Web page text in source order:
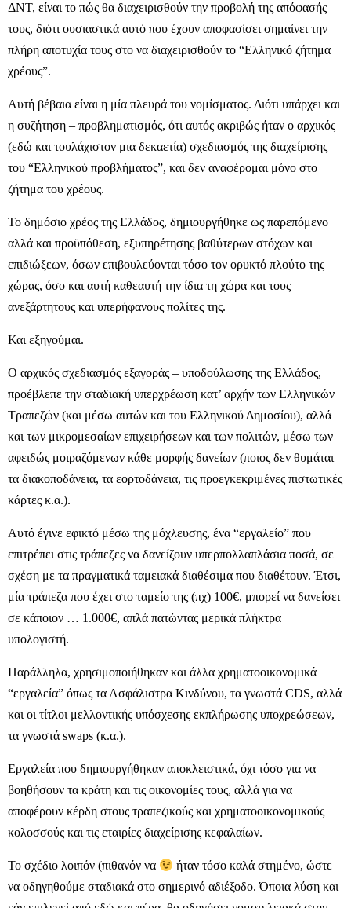
ΔΝΤ, είναι το πώς θα διαχειρισθούν την προβολή της απόφασής
τους, διότι ουσιαστικά αυτό που έχουν αποφασίσει σημαίνει την
πλήρη αποτυχία τους στο να διαχειρισθούν το “Ελληνικό ζήτημα
χρέους”.
Αυτή βέβαια είναι η μία πλευρά του νομίσματος. Διότι υπάρχει και
η συζήτηση – προβληματισμός, ότι αυτός ακριβώς ήταν ο αρχικός
(εδώ και τουλάχιστον μια δεκαετία) σχεδιασμός της διαχείρισης
του “Ελληνικού προβλήματος”, και δεν αναφέρομαι μόνο στο
ζήτημα του χρέους.
Το δημόσιο χρέος της Ελλάδος, δημιουργήθηκε ως παρεπόμενο
αλλά και προϋπόθεση, εξυπηρέτησης βαθύτερων στόχων και
επιδιώξεων, όσων επιβουλεύονται τόσο τον ορυκτό πλούτο της
χώρας, όσο και αυτή καθεαυτή την ίδια τη χώρα και τους
ανεξάρτητους και υπερήφανους πολίτες της.
Και εξηγούμαι.
Ο αρχικός σχεδιασμός εξαγοράς – υποδούλωσης της Ελλάδος,
προέβλεπε την σταδιακή υπερχρέωση κατ’ αρχήν των Ελληνικών
Τραπεζών (και μέσω αυτών και του Ελληνικού Δημοσίου), αλλά
και των μικρομεσαίων επιχειρήσεων και των πολιτών, μέσω των
αφειδώς μοιραζόμενων κάθε μορφής δανείων (ποιος δεν θυμάται
τα διακοποδάνεια, τα εορτοδάνεια, τις προεγκεκριμένες πιστωτικές
κάρτες κ.α.).
Αυτό έγινε εφικτό μέσω της μόχλευσης, ένα “εργαλείο” που
επιτρέπει στις τράπεζες να δανείζουν υπερπολλαπλάσια ποσά, σε
σχέση με τα πραγματικά ταμειακά διαθέσιμα που διαθέτουν. Έτσι,
μία τράπεζα που έχει στο ταμείο της (πχ) 100€, μπορεί να δανείσει
σε κάποιον … 1.000€, απλά πατώντας μερικά πλήκτρα
υπολογιστή.
Παράλληλα, χρησιμοποιήθηκαν και άλλα χρηματοοικονομικά
“εργαλεία” όπως τα Ασφάλιστρα Κινδύνου, τα γνωστά CDS, αλλά
και οι τίτλοι μελλοντικής υπόσχεσης εκπλήρωσης υποχρεώσεων,
τα γνωστά swaps (κ.α.).
Εργαλεία που δημιουργήθηκαν αποκλειστικά, όχι τόσο για να
βοηθήσουν τα κράτη και τις οικονομίες τους, αλλά για να
αποφέρουν κέρδη στους τραπεζικούς και χρηματοοικονομικούς
κολοσσούς και τις εταιρίες διαχείρισης κεφαλαίων.
Το σχέδιο λοιπόν (πιθανόν να
ήταν τόσο καλά στημένο, ώστε
να οδηγηθούμε σταδιακά στο σημερινό αδιέξοδο. Όποια λύση και